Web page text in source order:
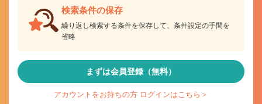
検索条件の保存
繰り返し検索する条件を保存して、条件設定の手間を
省略
まずは会員登録（無料）
アカウントをお持ちの方 ログインはこちら＞